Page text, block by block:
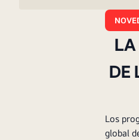
DE
Los
global